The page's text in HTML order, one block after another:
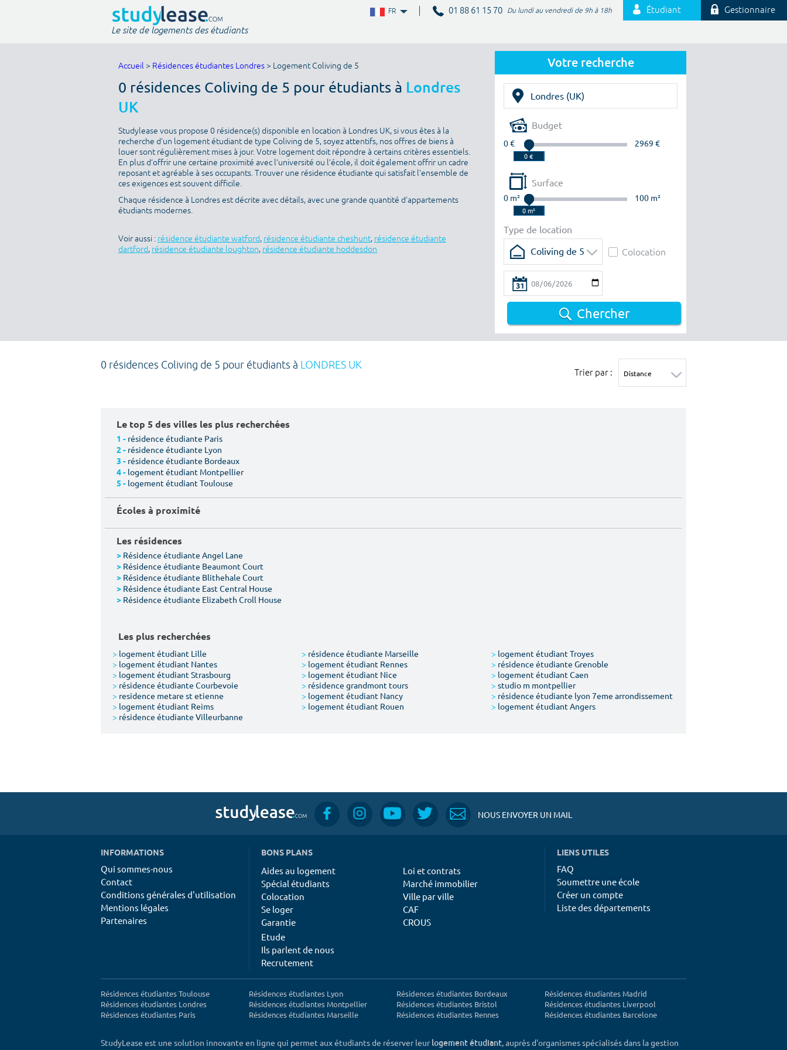
FR 01 88 61 15 70 Du lundi au vendredi de 9h à 18h Étudiant Gestionnaire
Le site de logements des étudiants
Votre recherche
Budget
0 € 2969 €
Surface
0 m² 100 m²
Type de location
Coliving de 5
Colocation
Chercher
Accueil > Résidences étudiantes Londres > Logement Coliving de 5
0 résidences Coliving de 5 pour étudiants à Londres
UK
Studylease vous propose 0 résidence(s) disponible en location à Londres UK, si vous êtes à la
recherche d’un logement étudiant de type Coliving de 5, soyez attentifs, nos offres de biens à
louer sont régulièrement mises à jour. Votre logement doit répondre à certains critères essentiels.
En plus d’offrir une certaine proximité avec l’université ou l’école, il doit également offrir un cadre
reposant et agréable à ses occupants. Trouver une résidence étudiante qui satisfait l’ensemble de
ces exigences est souvent difficile.
Chaque résidence à Londres est décrite avec détails, avec une grande quantité d’appartements
étudiants modernes.
Voir aussi : résidence étudiante watford, résidence étudiante cheshunt, résidence étudiante
dartford, résidence étudiante loughton, résidence étudiante hoddesdon
0 résidences Coliving de 5 pour étudiants à LONDRES UK
Trier par :
Le top 5 des villes les plus recherchées
1 - résidence étudiante Paris
2 - résidence étudiante Lyon
3 - résidence étudiante Bordeaux
4 - logement étudiant Montpellier
5 - logement étudiant Toulouse
Écoles à proximité
Les résidences
> Résidence étudiante Angel Lane
> Résidence étudiante Beaumont Court
> Résidence étudiante Blithehale Court
> Résidence étudiante East Central House
> Résidence étudiante Elizabeth Croll House
Les plus recherchées
> logement étudiant Lille > résidence étudiante Marseille > logement étudiant Troyes
> logement étudiant Nantes > logement étudiant Rennes > résidence étudiante Grenoble
> logement étudiant Strasbourg > logement étudiant Nice > logement étudiant Caen
> résidence étudiante Courbevoie > résidence grandmont tours > studio m montpellier
> residence metare st etienne > logement étudiant Nancy > résidence étudiante lyon 7eme arrondissement
> logement étudiant Reims > logement étudiant Rouen > logement étudiant Angers
> résidence étudiante Villeurbanne
NOUS ENVOYER UN MAIL
INFORMATIONS
Qui sommes-nous
Contact
Conditions générales d'utilisation
Mentions légales
Partenaires
BONS PLANS
Aides au logement
Spécial étudiants
Colocation
Se loger
Garantie
Loi et contrats
Marché immobilier
Ville par ville
CAF
CROUS
Etude
Ils parlent de nous
Recrutement
LIENS UTILES
FAQ
Soumettre une école
Créer un compte
Liste des départements
Résidences étudiantes Toulouse
Résidences étudiantes Londres
Résidences étudiantes Paris
Résidences étudiantes Lyon
Résidences étudiantes Montpellier
Résidences étudiantes Marseille
Résidences étudiantes Bordeaux
Résidences étudiantes Bristol
Résidences étudiantes Rennes
Résidences étudiantes Madrid
Résidences étudiantes Liverpool
Résidences étudiantes Barcelone
StudyLease est une solution innovante en ligne qui permet aux étudiants de réserver leurlogement étudiant, auprès d'organismes spécialisés dans la gestion